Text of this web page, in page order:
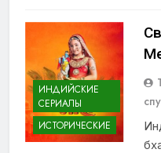
ИНДИЙСКИЕ
СЕРИАЛЫ
ИСТОРИЧЕСКИЕ